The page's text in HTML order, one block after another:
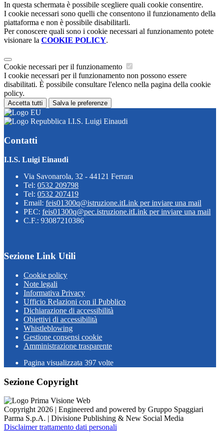
In questa schermata è possibile scegliere quali cookie consentire.
I cookie necessari sono quelli che consentono il funzionamento della
piattaforma e non è possibile disabilitarli.
Per conoscere quali sono i cookie necessari al funzionamento potete
visionare la COOKIE POLICY.
Cookie necessari per il funzionamento
I cookie necessari per il funzionamento non possono essere
disabilitati. È possibile consultare l'elenco nella pagina della cookie
policy.
Accetta tutti Salva le preferenze
I.I.S. Luigi Einaudi
Contatti
I.I.S. Luigi Einaudi
Via Savonarola, 32 - 44121 Ferrara
Tel: 0532 209798
Tel: 0532 207419
Email: feis01300q@istruzione.itLink per inviare una mail
PEC: feis01300q@pec.istruzione.itLink per inviare una mail
C.F.: 93087210386
Sezione Link Utili
Cookie policy
Note legali
Informativa Privacy
Ufficio Relazioni con il Pubblico
Dichiarazione di accessibilità
Obiettivi di accessibilità
Whistleblowing
Gestione consensi cookie
Amministrazione trasparente
Pagina visualizzata 397 volte
Sezione Copyright
Copyright 2026 | Engineered and powered by Gruppo Spaggiari
Parma S.p.A. | Divisione Publishing & New Social Media
Disclaimer trattamento dati personali